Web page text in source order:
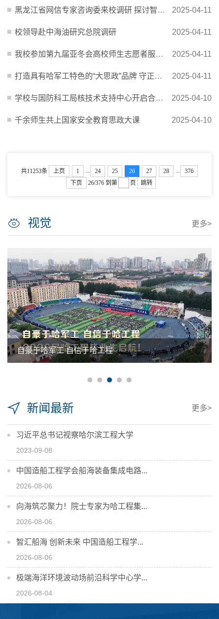
黑龙江省网信专家咨询委来校调研 探讨智慧农业创新路径 2025-04-11
校领导赴中海油研究总院调研 2025-04-11
我校参加第九届亚冬会高校师生志愿者服务风采展示暨嘉许仪式 2025-04-11
打造具有哈军工特色的“大思政”品牌 守正创新推动学校思想政治工作高质量发展 2025-04-11
学校与国防科工局核技术支持中心开启合作新篇章 2025-04-10
千余师生共上国家安全教育思政大课 2025-04-10
共11253条 上页 1 24 25 26 27 28
376
下页
26/376 到第 页 跳转
视觉 更多>
自豪于哈军工 自信于哈工程
新闻最新 更多>
习近平总书记视察哈尔滨工程大学
2023-09-08
中国造船工程学会船海装备集成电路...
2026-08-06
向海筑芯聚力！院士专家为哈工程集...
2026-08-06
智汇船海 创新未来 中国造船工程学...
2026-08-06
极端海洋环境波动场前沿科学中心学...
2026-08-04